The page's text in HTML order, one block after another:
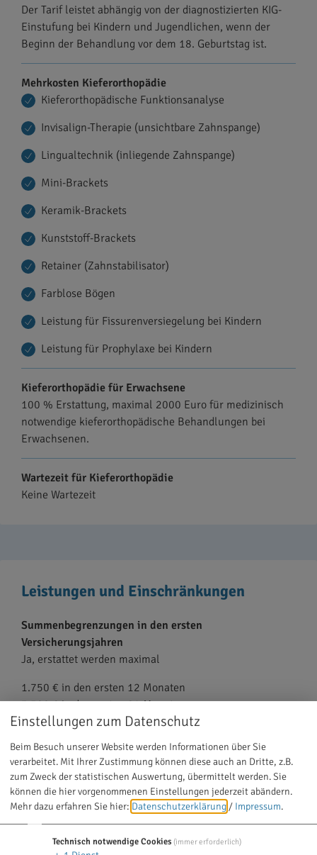
Der Tarif leistet abhängig von der diagnostizierten KIG-
Einstufung bei Kindern und Jugendlichen, wenn der
Beginn der Behandlung vor dem 18. Geburtstag ist.
Mehrkosten Kieferorthopädie
Kieferorthopädische Funktionsanalyse
Invisalign-Therapie (unsichtbare Zahnspange)
Lingualtechnik (inliegende Zahnspange)
Mini-Brackets
Keramik-Brackets
Kunststoff-Brackets
Retainer (Zahnstabilisator)
Farblose Bögen
Leistung für Fissurenversiegelung bei Kindern
Leistung für Prophylaxe bei Kindern
Kieferorthopädie für Erwachsene
100 % Erstattung, maximal 2000 Euro für medizinisch
notwendige kieferorthopädische Behandlungen bei
Erwachsenen.
Wartezeit für Kieferorthopädie
Keine Wartezeit
Leistungen und Einschränkungen
Summenbegrenzungen in den ersten
Versicherungsjahren
Ja, erstattet werden maximal
1.750 € in den ersten 12 Monaten
3.500 € in den ersten 24 Monaten
5.250 € in den ersten 36 Monaten
7.000 € in den ersten 48 Monaten
Ab dem 49. Monat sowie bei unfallbedingten
Behandlungen entfällt die Leistungsbegrenzung.
Die jährlichen Leistungen fürprofessionelle
Einstellungen zum Datenschutz
Beim Besuch unserer Website werden Informationen über Sie
verarbeitet. Mit Ihrer Zustimmung können diese auch an Dritte, z.B.
zum Zweck der statistischen Auswertung, übermittelt werden. Sie
können die hier vorgenommenen Einstellungen jederzeit abändern.
Mehr dazu erfahren Sie hier: Datenschutzerklärung / Impressum.
Technisch notwendige Cookies (immer erforderlich)